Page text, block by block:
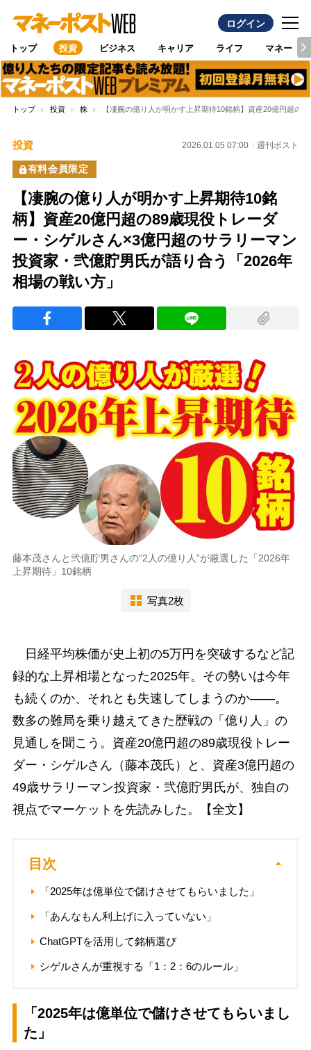
ログイン
トップ 投資 ビジネス キャリア ライフ マネー
トップ 投資 株 【凄腕の億り人が明かす上昇期待10銘柄】資産20億円超の
投資 2026.01.05 07:00 週刊ポスト
有料会員限定
【凄腕の億り人が明かす上昇期待10銘
柄】資産20億円超の89歳現役トレーダ
ー・シゲルさん×3億円超のサラリーマン
投資家・弐億貯男氏が語り合う「2026年
相場の戦い方」
藤本茂さんと弐億貯男さんの“2人の億り人”が厳選した「2026年
上昇期待」10銘柄
写真2枚
日経平均株価が史上初の5万円を突破するなど記
録的な上昇相場となった2025年。その勢いは今年
も続くのか、それとも失速してしまうのか――。
数多の難局を乗り越えてきた歴戦の「億り人」の
見通しを聞こう。資産20億円超の89歳現役トレー
ダー・シゲルさん（藤本茂氏）と、資産3億円超の
49歳サラリーマン投資家・弐億貯男氏が、独自の
視点でマーケットを先読みした。【全文】
目次
「2025年は億単位で儲けさせてもらいました」
「あんなもん利上げに入っていない」
ChatGPTを活用して銘柄選び
シゲルさんが重視する「1：2：6のルール」
「2025年は億単位で儲けさせてもらいまし
た」